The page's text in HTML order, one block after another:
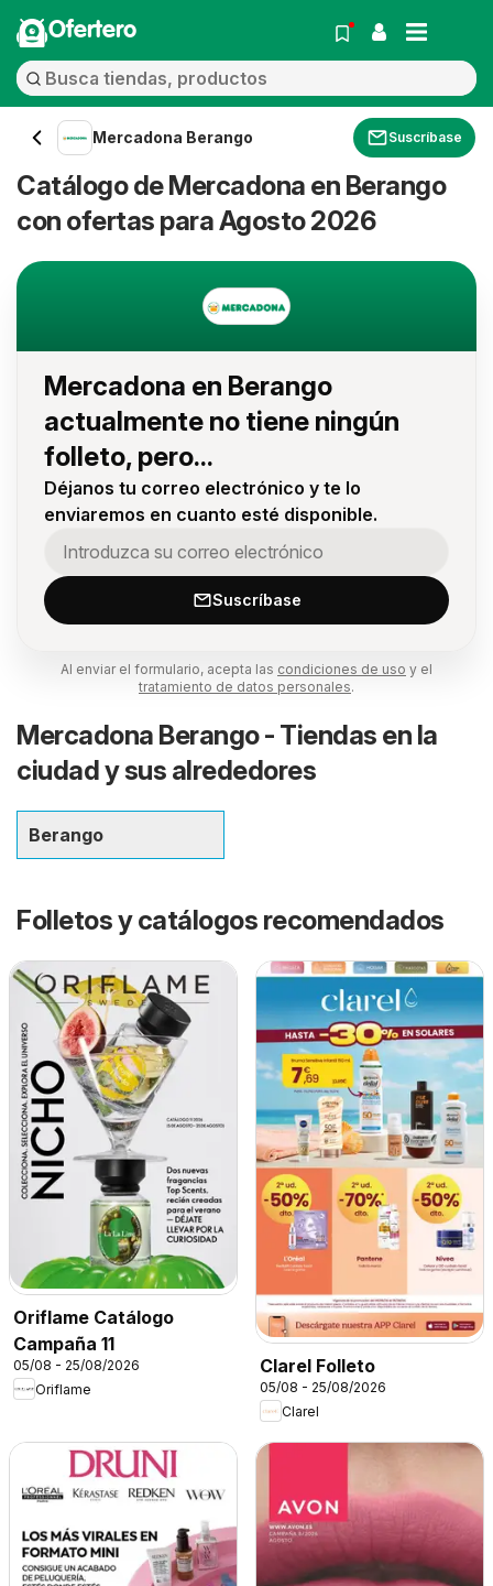
Ofertero
Mercadona Berango Suscríbase
Catálogo de Mercadona en Berango
con ofertas para Agosto 2026
Mercadona en Berango
actualmente no tiene ningún
folleto, pero...
Déjanos tu correo electrónico y te lo
enviaremos en cuanto esté disponible.
Suscríbase
Al enviar el formulario, acepta las condiciones de uso y el
tratamiento de datos personales.
Mercadona Berango - Tiendas en la
ciudad y sus alrededores
Berango
Folletos y catálogos recomendados
Oriflame Catálogo
Campaña 11
05/08 - 25/08/2026
Oriflame
Clarel Folleto
05/08 - 25/08/2026
Clarel